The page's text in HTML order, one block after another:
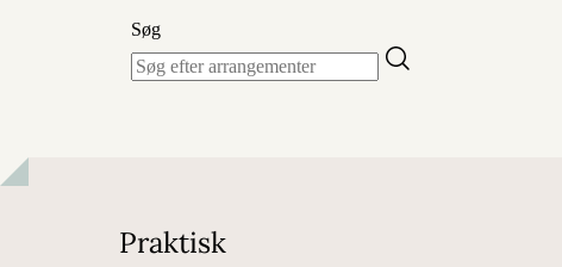
Søg
Praktisk